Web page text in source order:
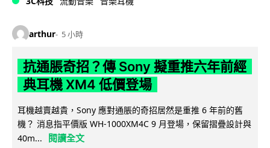
arthur 5 小時
抗通脹奇招？傳 Sony 擬重推六年前經
典耳機 XM4 低價登場
耳機越賣越貴，Sony 應對通脹的奇招居然是重推 6 年前的舊
機？ 消息指平價版 WH-1000XM4C 9 月登場，保留摺疊設計與
40m...
閱讀全文